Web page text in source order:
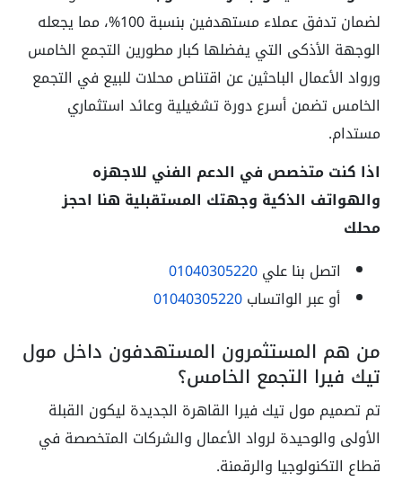
لضمان تدفق عملاء مستهدفين بنسبة 100%، مما يجعله
الوجهة الأذكى التي يفضلها كبار مطورين التجمع الخامس
ورواد الأعمال الباحثين عن اقتناص محلات للبيع في التجمع
الخامس تضمن أسرع دورة تشغيلية وعائد استثماري
مستدام.
اذا كنت متخصص في الدعم الفني للاجهزه
والهواتف الذكية وجهتك المستقبلية هنا احجز
محلك
اتصل بنا علي01040305220
أو عبر الواتساب01040305220
من هم المستثمرون المستهدفون داخل مول
تيك فيرا التجمع الخامس؟
تم تصميم مول تيك فيرا القاهرة الجديدة ليكون القبلة
الأولى والوحيدة لرواد الأعمال والشركات المتخصصة في
قطاع التكنولوجيا والرقمنة.